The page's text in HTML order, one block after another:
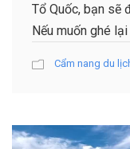
Tổ Quốc, bạn sẽ
Nếu muốn ghé
Cẩm nang du